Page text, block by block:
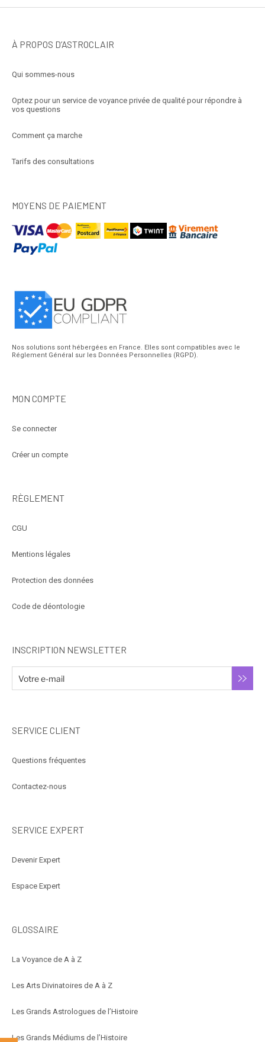
À PROPOS D’ASTROCLAIR
Qui sommes-nous
Optez pour un service de voyance privée de qualité pour répondre à
vos questions
Comment ça marche
Tarifs des consultations
MOYENS DE PAIEMENT
Nos solutions sont hébergées en France. Elles sont compatibles avec le
Réglement Général sur les Données Personnelles (RGPD).
MON COMPTE
Se connecter
Créer un compte
RÈGLEMENT
CGU
Mentions légales
Protection des données
Code de déontologie
INSCRIPTION NEWSLETTER
SERVICE CLIENT
Questions fréquentes
Contactez-nous
SERVICE EXPERT
Devenir Expert
Espace Expert
GLOSSAIRE
La Voyance de A à Z
Les Arts Divinatoires de A à Z
Les Grands Astrologues de l’Histoire
Les Grands Médiums de l’Histoire